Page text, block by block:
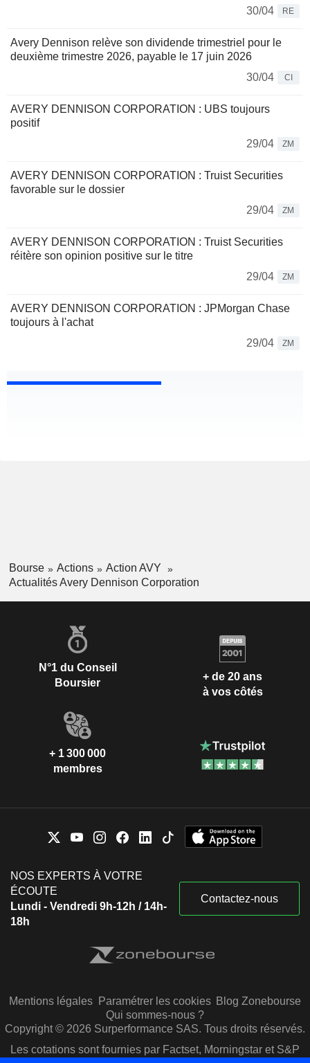
30/04
RE
Avery Dennison relève son dividende trimestriel pour le
deuxième trimestre 2026, payable le 17 juin 2026
30/04
CI
AVERY DENNISON CORPORATION : UBS toujours
positif
29/04
ZM
AVERY DENNISON CORPORATION : Truist Securities
favorable sur le dossier
29/04
ZM
AVERY DENNISON CORPORATION : Truist Securities
réitère son opinion positive sur le titre
29/04
ZM
AVERY DENNISON CORPORATION : JPMorgan Chase
toujours à l'achat
29/04
ZM
Bourse Actions
Action AVY
Actualités Avery Dennison Corporation
N°1 du Conseil
Boursier
+ de 20 ans
à vos côtés
+ 1 300 000
membres
NOS EXPERTS À VOTRE
ÉCOUTE
Lundi - Vendredi 9h-12h / 14h-
18h
Contactez-nous
Mentions légales Paramétrer les cookies Blog Zonebourse
Qui sommes-nous ?
Copyright © 2026 Surperformance SAS. Tous droits réservés.
Les cotations sont fournies par Factset, Morningstar et S&P